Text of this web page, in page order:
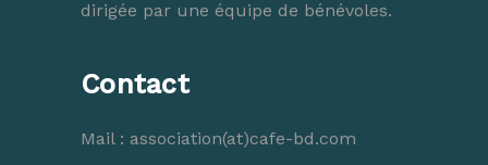
dirigée par une équipe de bénévoles.
Contact
Mail : association(at)cafe-bd.com